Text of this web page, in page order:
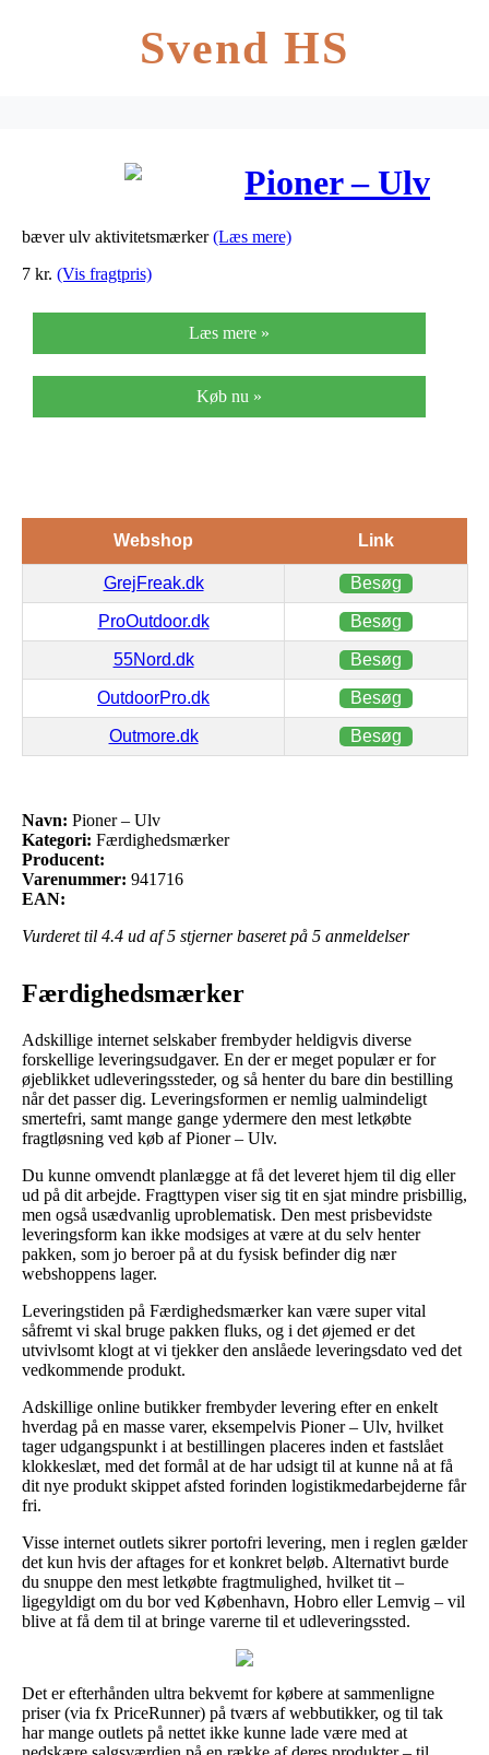
Svend HS
Pioner – Ulv
bæver ulv aktivitetsmærker(Læs mere)
7 kr. (Vis fragtpris)
Læs mere »
Køb nu »
Webshop Link
GrejFreak.dk Besøg
ProOutdoor.dk Besøg
55Nord.dk Besøg
OutdoorPro.dk Besøg
Outmore.dk Besøg
Navn: Pioner – Ulv
Kategori: Færdighedsmærker
Producent:
Varenummer: 941716
EAN:
Vurderet til 4.4 ud af 5 stjerner baseret på 5 anmeldelser
Færdighedsmærker
Adskillige internet selskaber frembyder heldigvis diverse
forskellige leveringsudgaver. En der er meget populær er for
øjeblikket udleveringssteder, og så henter du bare din bestilling
når det passer dig. Leveringsformen er nemlig ualmindeligt
smertefri, samt mange gange ydermere den mest letkøbte
fragtløsning ved køb af Pioner – Ulv.
Du kunne omvendt planlægge at få det leveret hjem til dig eller
ud på dit arbejde. Fragttypen viser sig tit en sjat mindre prisbillig,
men også usædvanlig uproblematisk. Den mest prisbevidste
leveringsform kan ikke modsiges at være at du selv henter
pakken, som jo beroer på at du fysisk befinder dig nær
webshoppens lager.
Leveringstiden på Færdighedsmærker kan være super vital
såfremt vi skal bruge pakken fluks, og i det øjemed er det
utvivlsomt klogt at vi tjekker den anslåede leveringsdato ved det
vedkommende produkt.
Adskillige online butikker frembyder levering efter en enkelt
hverdag på en masse varer, eksempelvis Pioner – Ulv, hvilket
tager udgangspunkt i at bestillingen placeres inden et fastslået
klokkeslæt, med det formål at de har udsigt til at kunne nå at få
dit nye produkt skippet afsted forinden logistikmedarbejderne får
fri.
Visse internet outlets sikrer portofri levering, men i reglen gælder
det kun hvis der aftages for et konkret beløb. Alternativt burde
du snuppe den mest letkøbte fragtmulighed, hvilket tit –
ligegyldigt om du bor ved København, Hobro eller Lemvig – vil
blive at få dem til at bringe varerne til et udleveringssted.
Det er efterhånden ultra bekvemt for købere at sammenligne
priser (via fx PriceRunner) på tværs af webbutikker, og til tak
har mange outlets på nettet ikke kunne lade være med at